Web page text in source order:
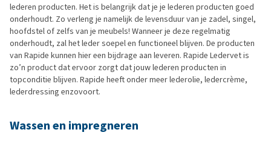
lederen producten. Het is belangrijk dat je je lederen producten goed
onderhoudt. Zo verleng je namelijk de levensduur van je zadel, singel,
hoofdstel of zelfs van je meubels! Wanneer je deze regelmatig
onderhoudt, zal het leder soepel en functioneel blijven. De producten
van Rapide kunnen hier een bijdrage aan leveren. Rapide Ledervet is
zo’n product dat ervoor zorgt dat jouw lederen producten in
topconditie blijven. Rapide heeft onder meer lederolie, ledercrème,
lederdressing enzovoort.
Wassen en impregneren